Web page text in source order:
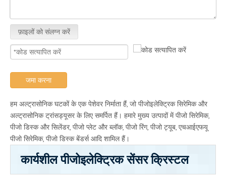
फ़ाइलों को संलग्न करें
जमा करना
हम अल्ट्रासोनिक घटकों के एक पेशेवर निर्माता हैं, जो पीजोइलेक्ट्रिक सिरेमिक और
अल्ट्रासोनिक ट्रांसड्यूसर के लिए समर्पित हैं। हमारे मुख्य उत्पादों में पीजो सिरेमिक,
पीजो डिस्क और सिलेंडर, पीजो प्लेट और ब्लॉक, पीजो रिंग, पीजो ट्यूब, एचआईएफयू
पीजो सिरेमिक, पीजो डिस्क बेंडर्स आदि शामिल हैं।
कार्यशील पीजोइलेक्ट्रिक सेंसर क्रिस्टल